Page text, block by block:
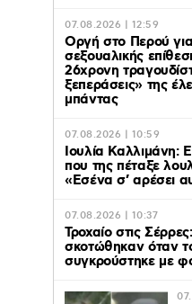
07.08.2026 | 12:59
Οργή στο Περού
σεξουαλικής
26χρονη
ξεπεράσεις» της
μπάντας
07.08.2026 | 10:59
Ιουλία Καλλιμάνη:
που της πέταξε
«Εσένα σ’ αρέσει
07.08.2026 | 10:37
Τροχαίο στις
σκοτώθηκαν όταν
συγκρούστηκε με